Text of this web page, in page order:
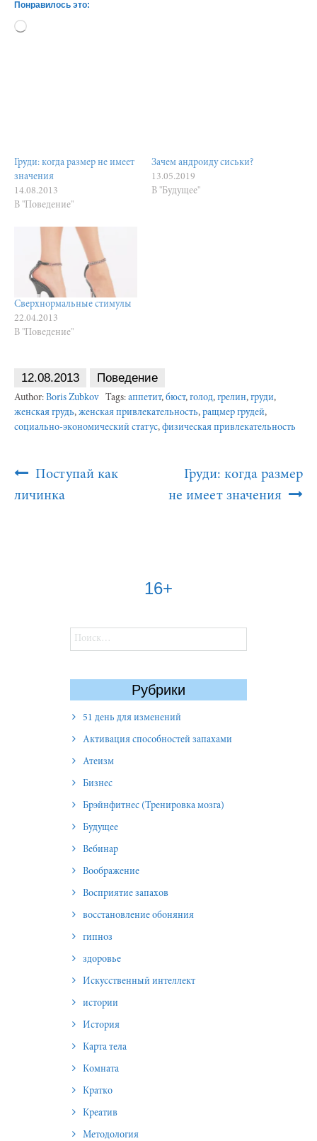
Понравилось это:
Загрузка…
Груди: когда размер не имеет
значения
14.08.2013
В "Поведение"
Зачем андроиду сиськи?
13.05.2019
В "Будущее"
Сверхнормальные стимулы
22.04.2013
В "Поведение"
12.08.2013 Поведение
Author: Boris Zubkov Tags: аппетит, бюст, голод, грелин, груди,
женская грудь, женская привлекательность, ращмер грудей,
социально-экономический статус, физическая привлекательность
Post
Navigation
Поступай как
личинка
Груди: когда размер
не имеет значения
16+
Найти:
Рубрики
51 день для изменений
Активация способностей запахами
Атеизм
Бизнес
Брэйнфитнес (Тренировка мозга)
Будущее
Вебинар
Воображение
Восприятие запахов
восстановление обоняния
гипноз
здоровье
Искусственный интеллект
истории
История
Карта тела
Комната
Кратко
Креатив
Методология